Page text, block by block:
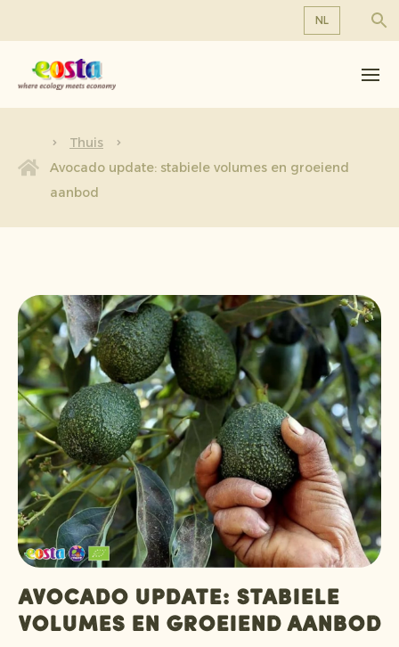
NL
Over ons
Producten
Duurzaamheid
Nieuws & Persberichten
Werken bij Eosta
Thuis
Avocado update: stabiele volumes en groeiend
aanbod
Avocado update: stabiele
volumes en groeiend aanbod